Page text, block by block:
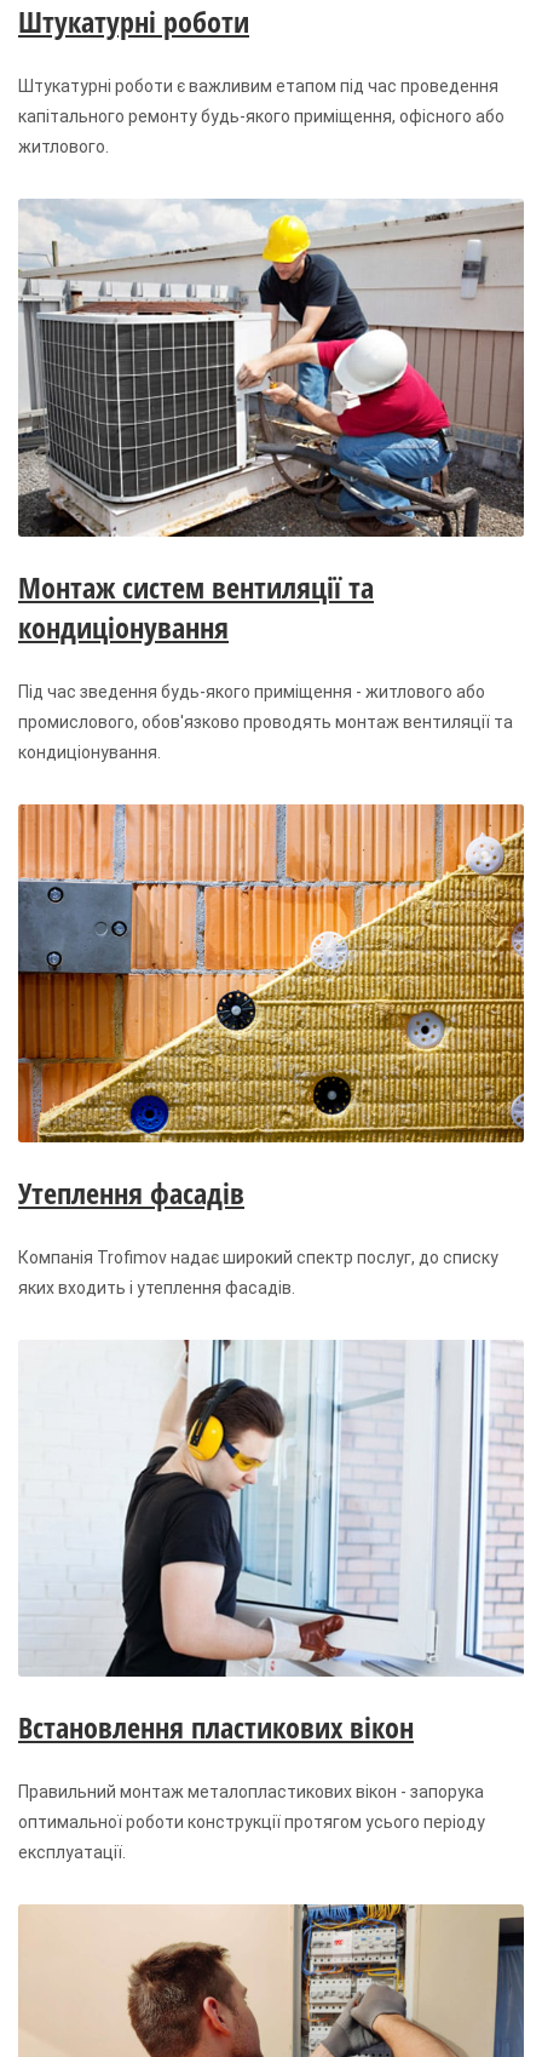
Штукатурні роботи
Штукатурні роботи є важливим етапом під час проведення
капітального ремонту будь-якого приміщення, офісного або
житлового.
Монтаж систем вентиляції та
кондиціонування
Під час зведення будь-якого приміщення - житлового або
промислового, обов'язково проводять монтаж вентиляції та
кондиціонування.
Утеплення фасадів
Компанія Trofimov надає широкий спектр послуг, до списку
яких входить і утеплення фасадів.
Встановлення пластикових вікон
Правильний монтаж металопластикових вікон - запорука
оптимальної роботи конструкції протягом усього періоду
експлуатації.